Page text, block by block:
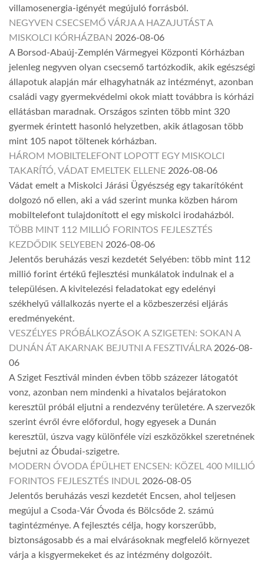
villamosenergia-igényét megújuló forrásból.
NEGYVEN CSECSEMŐ VÁRJA A HAZAJUTÁST A
MISKOLCI KÓRHÁZBAN 2026-08-06
A Borsod-Abaúj-Zemplén Vármegyei Központi Kórházban
jelenleg negyven olyan csecsemő tartózkodik, akik egészségi
állapotuk alapján már elhagyhatnák az intézményt, azonban
családi vagy gyermekvédelmi okok miatt továbbra is kórházi
ellátásban maradnak. Országos szinten több mint 320
gyermek érintett hasonló helyzetben, akik átlagosan több
mint 105 napot töltenek kórházban.
HÁROM MOBILTELEFONT LOPOTT EGY MISKOLCI
TAKARÍTÓ, VÁDAT EMELTEK ELLENE 2026-08-06
Vádat emelt a Miskolci Járási Ügyészség egy takarítóként
dolgozó nő ellen, aki a vád szerint munka közben három
mobiltelefont tulajdonított el egy miskolci irodaházból.
TÖBB MINT 112 MILLIÓ FORINTOS FEJLESZTÉS
KEZDŐDIK SELYEBEN 2026-08-06
Jelentős beruházás veszi kezdetét Selyében: több mint 112
millió forint értékű fejlesztési munkálatok indulnak el a
településen. A kivitelezési feladatokat egy edelényi
székhelyű vállalkozás nyerte el a közbeszerzési eljárás
eredményeként.
VESZÉLYES PRÓBÁLKOZÁSOK A SZIGETEN: SOKAN A
DUNÁN ÁT AKARNAK BEJUTNI A FESZTIVÁLRA 2026-08-
06
A Sziget Fesztivál minden évben több százezer látogatót
vonz, azonban nem mindenki a hivatalos bejáratokon
keresztül próbál eljutni a rendezvény területére. A szervezők
szerint évről évre előfordul, hogy egyesek a Dunán
keresztül, úszva vagy különféle vízi eszközökkel szeretnének
bejutni az Óbudai-szigetre.
MODERN ÓVODA ÉPÜLHET ENCSEN: KÖZEL 400 MILLIÓ
FORINTOS FEJLESZTÉS INDUL 2026-08-05
Jelentős beruházás veszi kezdetét Encsen, ahol teljesen
megújul a Csoda-Vár Óvoda és Bölcsőde 2. számú
tagintézménye. A fejlesztés célja, hogy korszerűbb,
biztonságosabb és a mai elvárásoknak megfelelő környezet
várja a kisgyermekeket és az intézmény dolgozóit.